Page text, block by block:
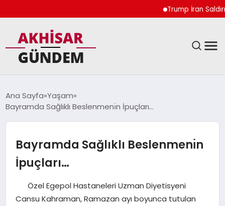
Trump İran
DÜNYA
EKONOMI
SPOR
TEKNOLOJI
Ana Sayfa Yaşam
Bayramda Sağlıklı Beslenmenı̇n İpuçları…
Bayramda Sağlıklı Beslenmenı̇n
İpuçları…
Özel Egepol Hastaneleri Uzman Diyetisyeni
Cansu Kahraman, Ramazan ayı boyunca tutulan